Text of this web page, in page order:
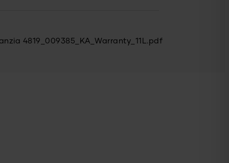
4819_009385_KA_Warranty_11L.pdf